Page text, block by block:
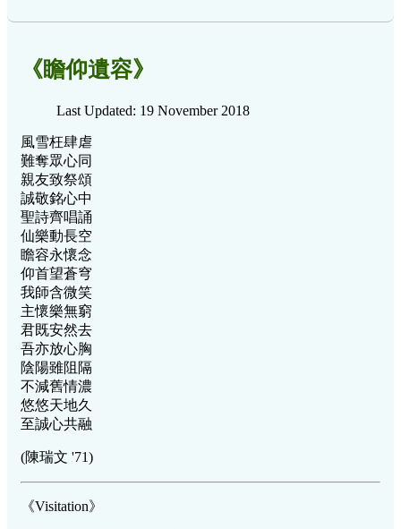
《瞻仰遺容》
Last Updated: 19 November 2018
風雪枉肆虐
難奪眾心同
親友致祭頌
誠敬銘心中
聖詩齊唱誦
仙樂動長空
瞻容永懷念
仰首望蒼穹
我師含微笑
主懷樂無窮
君既安然去
吾亦放心胸
陰陽雖阻隔
不減舊情濃
悠悠天地久
至誠心共融
(陳瑞文 '71)
《Visitation》